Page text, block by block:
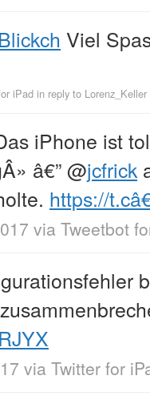
Blickch Viel
iPad in reply to Lorenz_Keller
iPhone ist
â€”@jcfrick
https://
via Tweetbot
via Twitter for